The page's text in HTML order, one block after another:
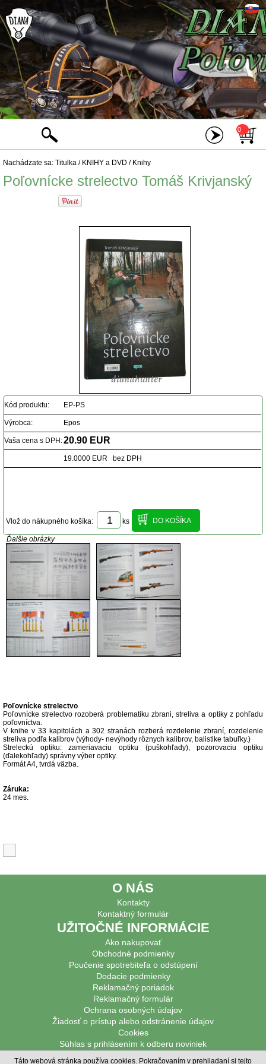
0
Nachádzate sa: Titulka / KNIHY a DVD / Knihy
Poľovnícke strelectvo Tomáš Krivjanský
Kód produktu: EP-PS
Výrobca: Epos
Vaša cena s DPH:20.90 EUR
19.0000 EUR bez DPH
Vlož do nákupného košíka: ks
Ďalšie obrázky
Poľovnícke strelectvo
Poľovnícke strelectvo rozoberá problematiku zbrani, streliva a optiky z pohľadu
poľovníctva.
V knihe v 33 kapitolách a 302 stranách rozberá rozdelenie zbraní, rozdelenie
streliva podľa kalibrov (výhody- nevýhody rôznych kalibrov, balistike tabuľky.)
Streleckú optiku: zameriavaciu optiku (puškohľady), pozorovaciu optiku
(ďalekohľady) správny výber optiky.
Formát A4, tvrdá väzba.
Záruka:
24 mes.
O NÁS
Kontakty
Kontaktný formulár
UŽITOČNÉ INFORMÁCIE
Ako nakupovať
Obchodné podmienky
Poučenie spotrebiteľa o odstúpení
Dodacie podmienky
Reklamačný poriadok
Reklamačný formulár
Ochrana osobných údajov
Žiadosť o prístup alebo odstránenie údajov
Cookies
Súhlas s prihlásením k odberu noviniek
PODPOROVANÉ PLATBY
Táto webová stránka používa cookies. Pokračovaním v prehliadaní si tejto